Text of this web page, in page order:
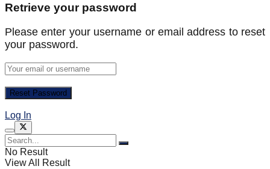
Retrieve your password
Please enter your username or email address to reset
your password.
Log In
No Result
View All Result